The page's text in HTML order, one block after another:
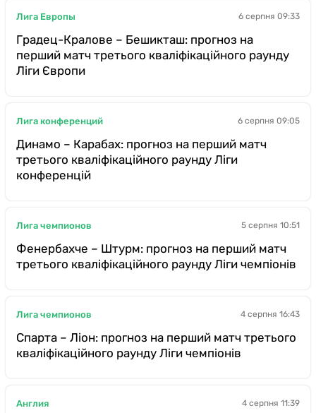
Лига Европы 6 серпня 09:33
Градец-Кралове – Бешикташ: прогноз на
перший матч третього кваліфікаційного раунду
Ліги Європи
Лига конференций 6 серпня 09:05
Динамо – Карабах: прогноз на перший матч
третього кваліфікаційного раунду Ліги
конференцій
Лига чемпионов 5 серпня 10:51
Фенербахче – Штурм: прогноз на перший матч
третього кваліфікаційного раунду Ліги чемпіонів
Лига чемпионов 4 серпня 16:43
Спарта – Ліон: прогноз на перший матч третього
кваліфікаційного раунду Ліги чемпіонів
Англия 4 серпня 11:39